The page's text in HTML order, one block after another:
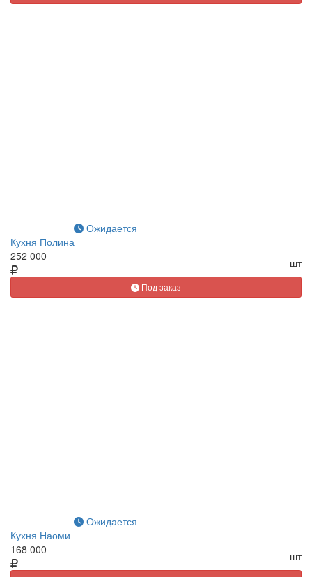
Ожидается
Кухня Полина
252 000
шт
Под заказ
Ожидается
Кухня Наоми
168 000
шт